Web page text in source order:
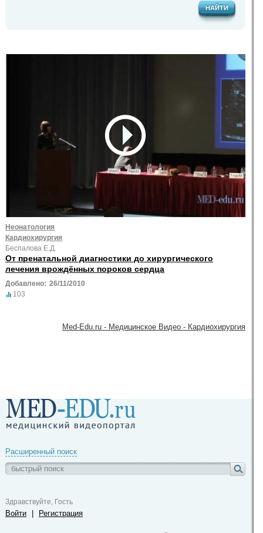
НАЙТИ
Неонатология
Кардиохирургия
Беспалова Е.Д.
От пренатальной диагностики до хирургического
лечения врождённых пороков сердца
Добавлено: 26/11/2010
103
Med-Edu.ru - Медицинское Видео - Кардиохирургия
Расширенный поиск
Здравствуйте, Гость
Войти Регистрация